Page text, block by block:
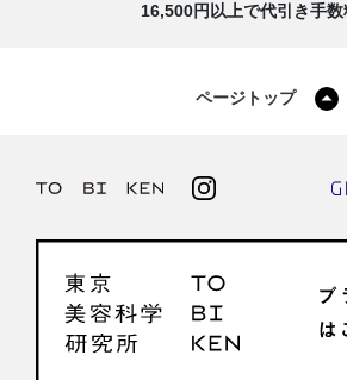
16,500円以上で代引き手
ページトップ